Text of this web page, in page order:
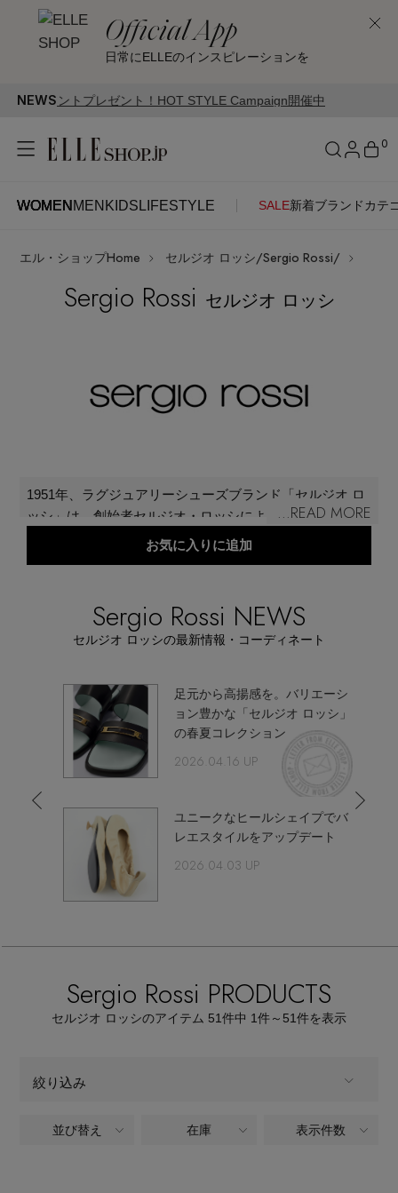
Official App
日常にELLEのインスピレーションを
NEWS
ト！HOT STYLE Campaign開催中
WOMEN MEN KIDS LIFESTYLE SALE新着ブランド カテ
0
WOMENMENKIDSLIFESTYLE
再入荷アイテム
ブランド
【予約】新作ウェアをチェック
【Tシャツ】デイリーに活躍
【日傘】完全遮光・軽量傘
【リネン】涼しい夏素材
【雨の日】急な雨対策グッズ
【限定】ここでしか買えないアイテム
【ペプラム】トレンドシルエット
アイテム一覧
CATEGORY
すべてのウェア
ブラウス・シャツ
カットソー・Tシャツ
サンダル
すべてのバッグ・財布
ショルダーバッグ
ファッション小物
ストール・マフラー・ケープ
アクセサリー
すべてのアクセサリー
ピアス・イヤリング
ランジェリー
すべてのランジェリー
スポーツ
ログイン
最新トレンドや限定アイテム、セール情報を
いち早くお届けします。
SUPPORT
カスタマーサポート
エル・ショップについて
SEE RESULTS
エル・ショップHome セルジオ ロッシ/Sergio Rossi/
Sergio Rossi セルジオ ロッシ
...READ MORE
1951年、ラグジュアリーシューズブランド「セルジオ ロ
ッシ」は、創始者セルジオ・ロッシによりイタリアで創
設されました。創始者は常にシェイプ・調和・優雅さを
け継がれています。 最高級のマテリアルとクラフトマン
シップ、クリーンで美しいラインと完璧なカット、ラグ
ッシ」のスタイルを作り上げています。
お気に入りに追加
Sergio Rossi NEWS
セルジオ ロッシの最新情報・コーディネート
足元から高揚感を。バリエーシ
ョン豊かな「セルジオ ロッシ」
の春夏コレクション
2026.04.16 UP
ユニークなヒールシェイプでバ
レエスタイルをアップデート
2026.04.03 UP
Sergio Rossi PRODUCTS
セルジオ ロッシのアイテム 51件中 1件～51件を表示
絞り込み
商品タイプ ALL
並び替え 在庫 表示件数